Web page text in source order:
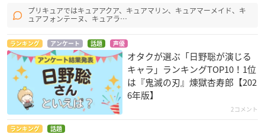
プリキュアではキュアアクア、キュアマリン、キュアマーメイド、キ
ュアフォンテーヌ、キュアラ…
ランキング アンケート 話題 声優
オタクが選ぶ「日野聡が演じる
キャラ」ランキングTOP10！1位
は『鬼滅の刃』煉󠄁獄杏寿郎【202
6年版】
2コメント
ランキング 話題